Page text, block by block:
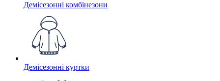
Демісезонні комбінезони
Демісезонні куртки